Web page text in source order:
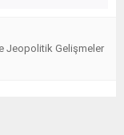
Jeopolitik Gelişmeler